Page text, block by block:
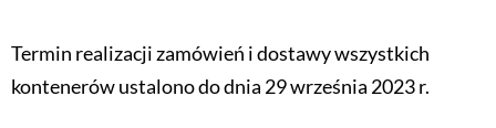
Termin realizacji zamówień i dostawy wszystkich
kontenerów ustalono do dnia 29 września 2023 r.